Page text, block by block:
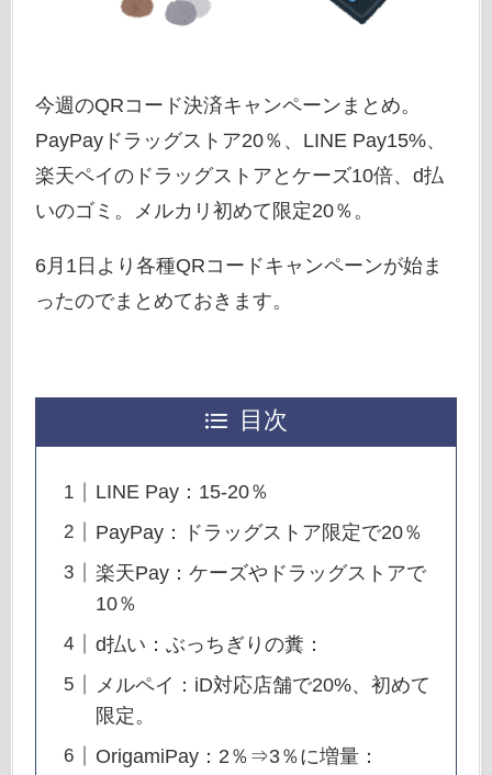
今週のQRコード決済キャンペーンまとめ。
PayPayドラッグストア20％、LINE Pay15%、
楽天ペイのドラッグストアとケーズ10倍、d払
いのゴミ。メルカリ初めて限定20％。
6月1日より各種QRコードキャンペーンが始ま
ったのでまとめておきます。
目次
LINE Pay：15-20％
PayPay：ドラッグストア限定で20％
楽天Pay：ケーズやドラッグストアで
10％
d払い：ぶっちぎりの糞：
メルペイ：iD対応店舗で20%、初めて
限定。
OrigamiPay：2％⇒3％に増量：